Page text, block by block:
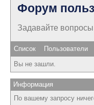
Форум
Задавайте
Список Пользователи
Вы не зашли.
Информация
По вашему запросу